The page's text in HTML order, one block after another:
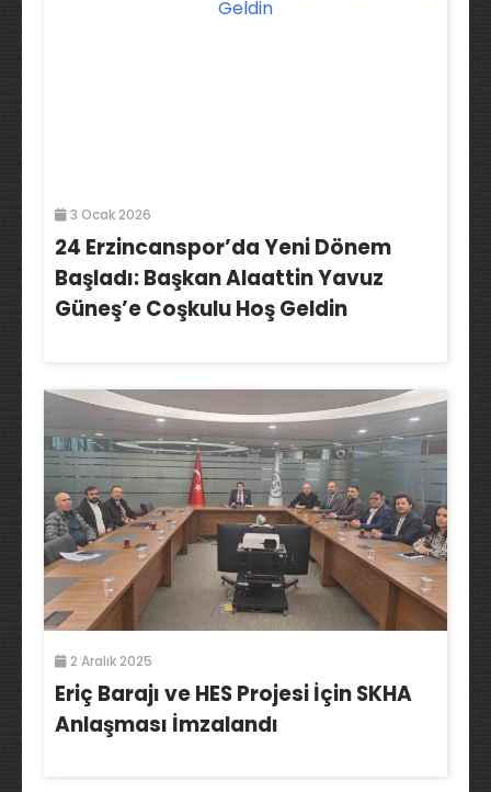
3 Ocak 2026
24 Erzincanspor’da Yeni Dönem
Başladı: Başkan Alaattin Yavuz
Güneş’e Coşkulu Hoş Geldin
2 Aralık 2025
Eriç Barajı ve HES Projesi İçin SKHA
Anlaşması İmzalandı